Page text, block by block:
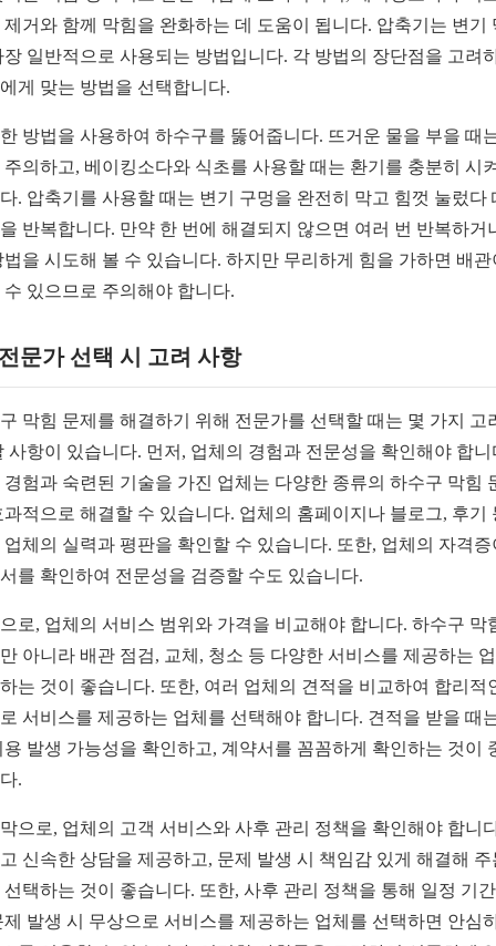
제거와 함께 막힘을 완화하는 데 도움이 됩니다. 압축기는 변기
장 일반적으로 사용되는 방법입니다. 각 방법의 장단점을 고려
게 맞는 방법을 선택합니다.
방법을 사용하여 하수구를 뚫어줍니다. 뜨거운 물을 부을 때
주의하고, 베이킹소다와 식초를 사용할 때는 환기를 충분히 시
. 압축기를 사용할 때는 변기 구멍을 완전히 막고 힘껏 눌렀다
반복합니다. 만약 한 번에 해결되지 않으면 여러 번 반복하거
법을 시도해 볼 수 있습니다. 하지만 무리하게 힘을 가하면 배관
수 있으므로 주의해야 합니다.
문가 선택 시 고려 사항
막힘 문제를 해결하기 위해 전문가를 선택할 때는 몇 가지 고
사항이 있습니다. 먼저, 업체의 경험과 전문성을 확인해야 합니
경험과 숙련된 기술을 가진 업체는 다양한 종류의 하수구 막힘
과적으로 해결할 수 있습니다. 업체의 홈페이지나 블로그, 후기
업체의 실력과 평판을 확인할 수 있습니다. 또한, 업체의 자격증
를 확인하여 전문성을 검증할 수도 있습니다.
로, 업체의 서비스 범위와 가격을 비교해야 합니다. 하수구 막
아니라 배관 점검, 교체, 청소 등 다양한 서비스를 제공하는
는 것이 좋습니다. 또한, 여러 업체의 견적을 비교하여 합리적
서비스를 제공하는 업체를 선택해야 합니다. 견적을 받을 때
용 발생 가능성을 확인하고, 계약서를 꼼꼼하게 확인하는 것이
.
으로, 업체의 고객 서비스와 사후 관리 정책을 확인해야 합니
신속한 상담을 제공하고, 문제 발생 시 책임감 있게 해결해 주
선택하는 것이 좋습니다. 또한, 사후 관리 정책을 통해 일정 기
제 발생 시 무상으로 서비스를 제공하는 업체를 선택하면 안심